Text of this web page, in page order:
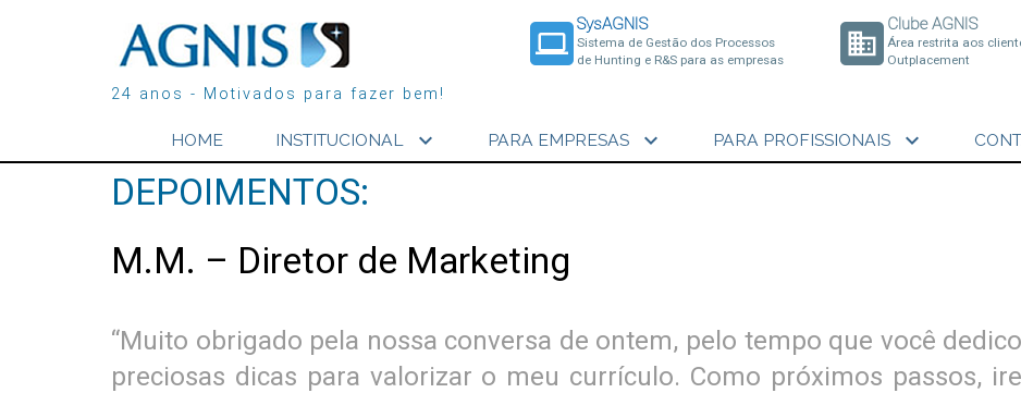
24 anos - Motivados para fazer bem!
laptop
SysAGNIS
Sistema de Gestão dos Processos
de Hunting e R&S para as empresas
business
Clube AGNIS
Área restrita aos
Outplacement
HOME INSTITUCIONAL expand_more PARA EMPRESAS expand_more PARA PROFISSIONAIS expand_more
DEPOIMENTOS:
M.M. – Diretor de Marketing
“Muito obrigado pela nossa conversa de ontem, pelo tempo que você
preciosas dicas para valorizar o meu currículo. Como próximos passos,